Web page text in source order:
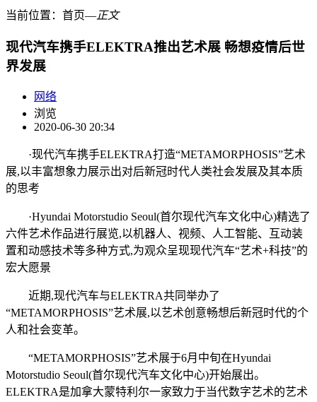
当前位置： 首页―正文
现代汽车携手ELEKTRA推出艺术展 畅想疫情后世
界发展
网络
浏览
2020-06-30 20:34
·现代汽车携手ELEKTRA打造“METAMORPHOSIS”艺术
展,以丰富想象力展示出对后新冠时代人类社会发展及其本质
的思考
·Hyundai Motorstudio Seoul(首尔现代汽车文化中心)精选了
六件艺术作品进行展览,以机器人、视频、人工智能、互动装
置和动感技术等多种方式,为观众呈现现代汽车“艺术+科技”的
宏大愿景
近期,现代汽车与ELEKTRA共同举办了
“METAMORPHOSIS”艺术展,以艺术创意畅想后新冠时代的个
人和社会变革。
“METAMORPHOSIS”艺术展于6月中旬在Hyundai
Motorstudio Seoul(首尔现代汽车文化中心)开始展出。
ELEKTRA是加拿大蒙特利尔一家致力于当代数字艺术的艺术